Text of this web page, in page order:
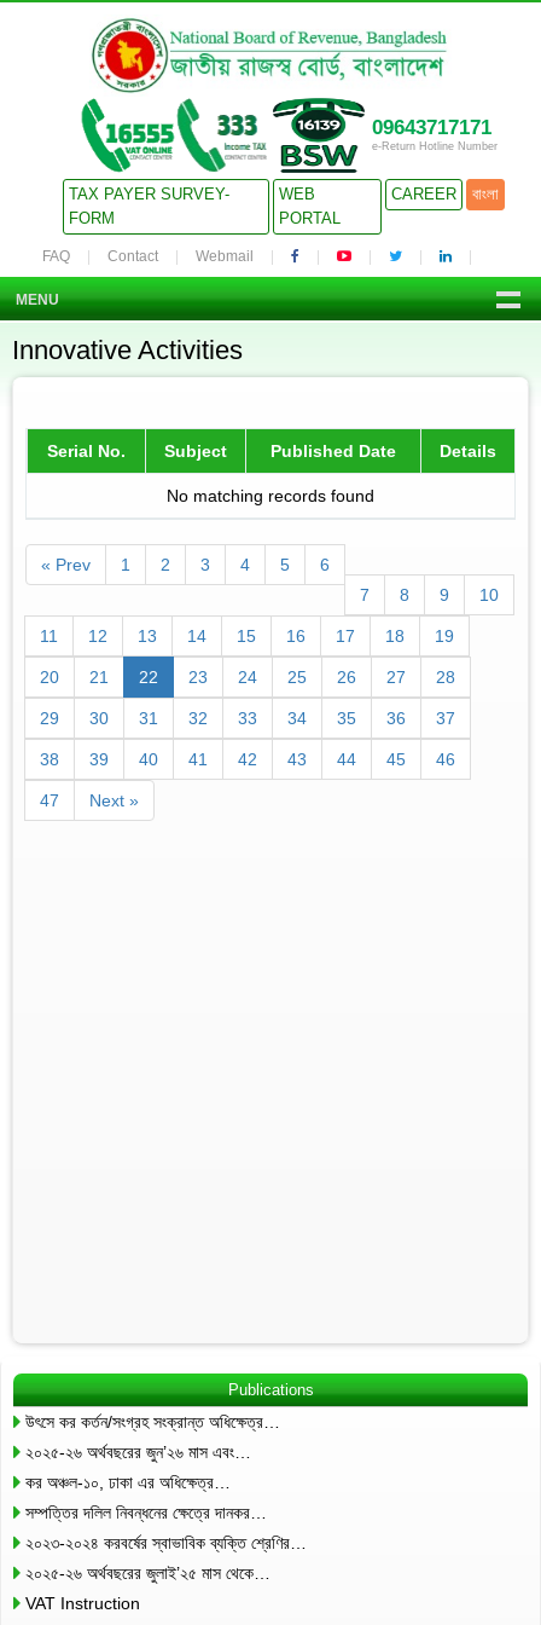
09643717171
e-Return Hotline Number
TAX PAYER SURVEY-
FORM
WEB
PORTAL
CAREER বাংলা
FAQ Contact Webmail
MENU
Innovative Activities
Serial No. Subject Published Date Details
No matching records found
« Prev 1 2 3 4 5
6
7
8 9 10
11 12 13 14 15 16 17 18 19
20 21 22 23 24 25 26 27 28
29 30 31 32 33 34 35 36 37
38 39 40 41 42 43 44 45 46
47 Next »
Publications
উৎসে কর কর্তন/সংগ্রহ সংক্রান্ত অধিক্ষেত্র…
২০২৫-২৬ অর্থবছরের জুন’২৬ মাস এবং…
কর অঞ্চল-১০, ঢাকা এর অধিক্ষেত্র…
সম্পত্তির দলিল নিবন্ধনের ক্ষেত্রে দানকর…
২০২৩-২০২৪ করবর্ষের স্বাভাবিক ব্যক্তি শ্রেণির…
২০২৫-২৬ অর্থবছরের জুলাই’২৫ মাস থেকে…
VAT Instruction